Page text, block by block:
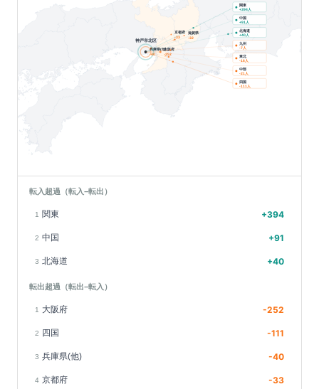
滋賀県
-32
京都府
-33
兵庫県(他)
-40
大阪府
-252
神戸市北区
関東
+394人
中国
+91人
北海道
+40人
九州
-7人
東北
-16人
中部
-21人
四国
-111人
転入超過（転入−転出）
1 関東 +394
2 中国 +91
3 北海道 +40
転出超過（転出−転入）
1 大阪府 -252
2 四国 -111
3 兵庫県(他) -40
4 京都府 -33